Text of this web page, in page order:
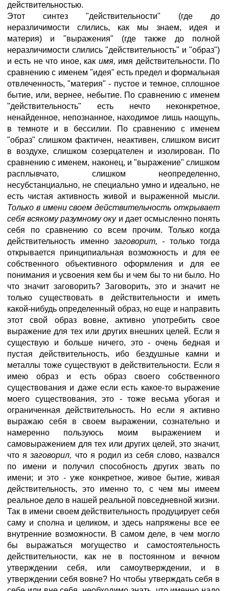
действительностью.
Этот синтез "действительности" (где до
неразличимости слились, как мы знаем, идея и
материя) и "выражения" (где также до полной
неразличимости слились "действительность" и "образ")
и есть не что иное, как имя, имя действительности. По
сравнению с именем "идея" есть предел и формальная
отвлеченность, "материя" - пустое и темное, сплошное
бытие, или, вернее, небытие. По сравнению с именем
"действительность" есть нечто неконкретное,
ненайденное, непознанное, находимое лишь наощупь,
в темноте и в бессилии. По сравнению с именем
"образ" слишком фактичен, неактивен, слишком висит
в воздухе, слишком созерцателен и изолирован. По
сравнению с именем, наконец, и "выражение" слишком
расплывчато, слишком неопределенно,
несубстанциально, не специально умно и идеально, не
есть чистая активность живой и выраженной мысли.
Только в имени своем действительность открывает
себя всякому разумному оку и дает осмысленно понять
себя по сравнению со всем прочим. Только когда
действительность именно заговорит, -только тогда
открывается принципиальная возможность и для ее
собственного объективного оформления и для ее
понимания и усвоения кем бы и чем бы то ни было. Но
что значит заговорить? Заговорить, это и значит не
только существовать в действительности и иметь
какой-нибудь определенный образ, но еще и направить
этот свой образ вовне, активно употребить свое
выражение для тех или других внешних целей. Если я
существую и больше ничего, это - очень бедная и
пустая действительность, ибо бездушные камни и
металлы тоже существуют в действительности. Если я
имею образ и есть образ своего собственного
существования и даже если есть какое-то выражение
моего существования, это - тоже весьма убогая и
ограниченная действительность. Но если я активно
выражаю себя в своем выражении, сознательно и
намеренно пользуюсь моим выражением и
самовыражением для тех или других целей, это значит,
что язаговорил, что я родил из себя слово, назвался
по имени и получил способность других звать по
имени; и это - уже конкретное, живое бытие, живая
действительность, это именно то, с чем мы имеем
реальное дело в нашей реальной повседневной жизни.
Так в имени своем действительность продуцирует себя
саму и сполна и целиком, и здесь напряжены все ее
внутренние возможности. В самом деле, в чем могло
бы выражаться могущество и самостоятельность
действительности, как не в постоянном и вечном
утверждении себя, или самоутверждении, и в
утверждении себя вовне? Но чтобы утверждать себя в